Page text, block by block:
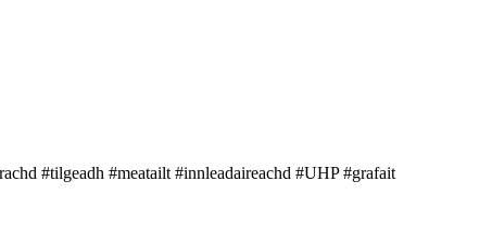
#tilgeadh #meatailt #innleadaireachd #UHP #grafait